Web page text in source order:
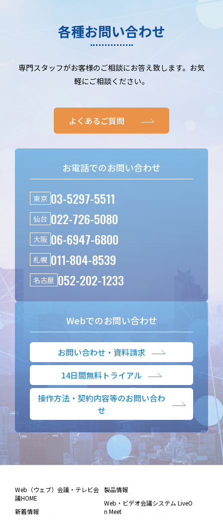
各種お問い合わせ
専門スタッフがお客様のご相談にお答え致します。お気
軽にご相談ください。
よくあるご質問
お電話でのお問い合わせ
東京 03-5297-5511
仙台 022-726-5080
大阪 06-6947-6800
札幌 011-804-8539
名古屋 052-202-1233
Webでのお問い合わせ
お問い合わせ・資料請求
14日間無料トライアル
操作方法・契約内容等のお問い合わ
せ
Web（ウェブ）会議・テレビ会
議HOME
新着情報
製品情報
Web・ビデオ会議システム LiveO
n Meet